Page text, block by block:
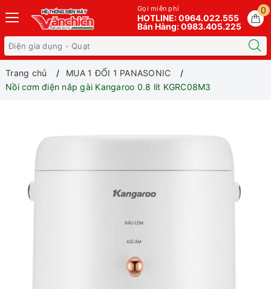
0
Gọi miễn phí
HOTLINE: 0964.022.555
Bán Hàng: 0983.405.225
Trang chủ
MUA 1 ĐỔI 1 PANASONIC
Nồi cơm điện nắp gài Kangaroo 0.8 lít KGRC08M3